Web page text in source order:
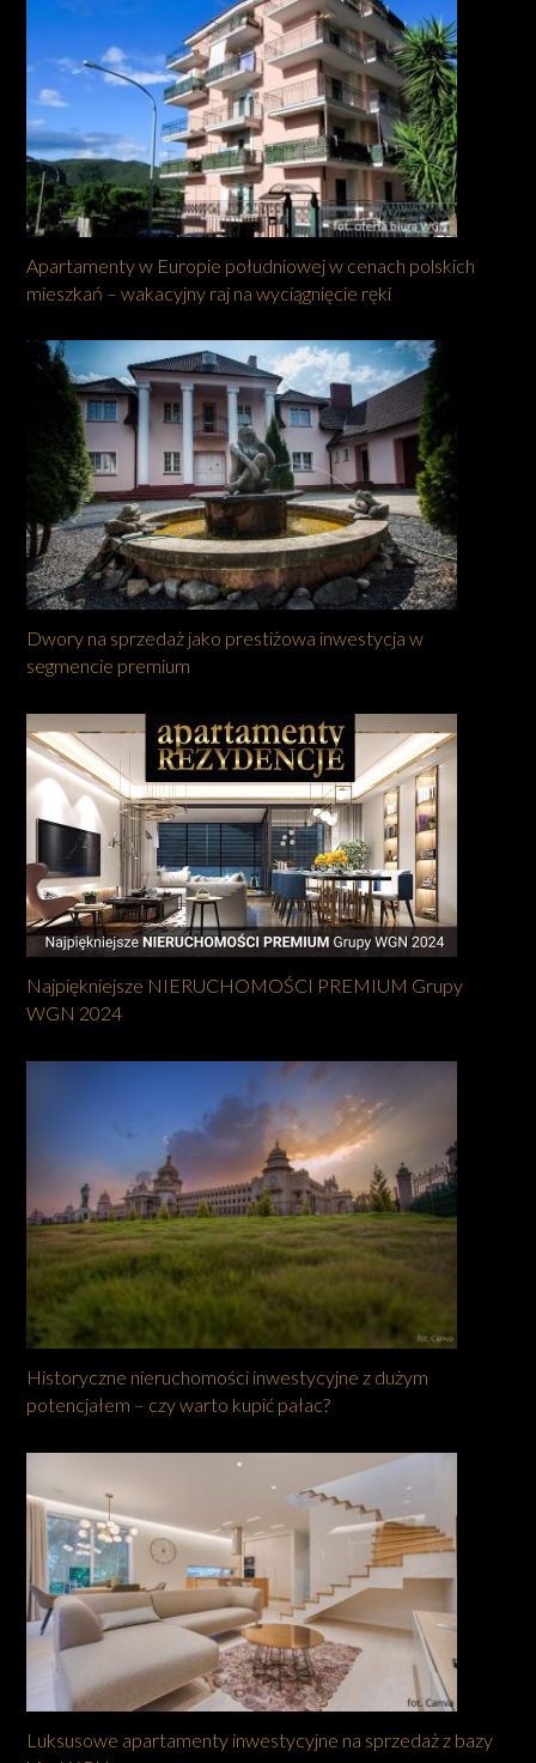
Apartamenty w Europie południowej w cenach polskich
mieszkań – wakacyjny raj na wyciągnięcie ręki
Dwory na sprzedaż jako prestiżowa inwestycja w
segmencie premium
Najpiękniejsze NIERUCHOMOŚCI PREMIUM Grupy
WGN 2024
Historyczne nieruchomości inwestycyjne z dużym
potencjałem – czy warto kupić pałac?
Luksusowe apartamenty inwestycyjne na sprzedaż z bazy